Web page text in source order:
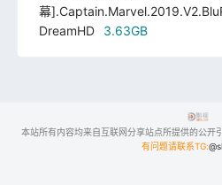
幕
DreamHD
3.63GB
本站所有内容均来自互联网分享站点所提供的公开
有问题请联系TG: